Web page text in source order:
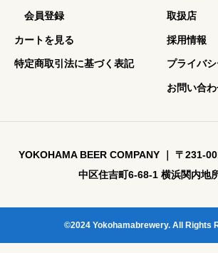
会員登録
カートを見る
特定商取引法に基づく表記
取扱店
採用情報
プライバ
お問い合
YOKOHAMA BEER COMPANY ｜ 〒231-
中区住吉町6-68-1 横浜関内地
©2024 Yokohamabrewery. All Rights